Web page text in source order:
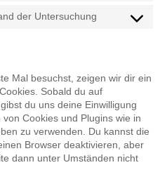
der Untersuchung
Mal besuchst, zeigen wir dir ein
Sobald du auf
du uns deine Einwilligung
Cookies und Plugins wie in
zu verwenden. Du kannst die
Browser deaktivieren, aber
dann unter Umständen nicht